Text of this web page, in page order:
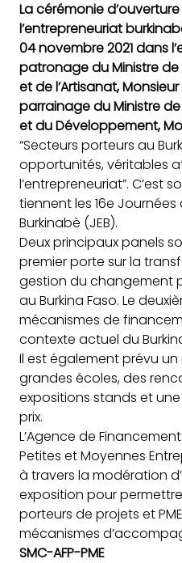
La cérémonie
l’entrepreneuriat
04 novembre 2021 dans
patronage du Ministre de
et de l’Artisanat, Monsieur
parrainage du Ministre de
et du Développement,
“Secteurs porteurs au
opportunités, véritables
l’entrepreneuriat”. C’est
tiennent les 16e Journées
Burkinabè (JEB).
Deux principaux panels
premier porte sur la
gestion du changement
au Burkina Faso. Le
mécanismes de
contexte actuel du
Il est également prévu
grandes écoles, des
expositions stands et
prix.
L’Agence de
Petites et Moyennes
à travers la modération
exposition pour
porteurs de projets et
mécanismes
SMC-AFP-PME